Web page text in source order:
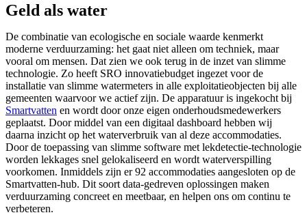
Geld als water
De combinatie van ecologische en sociale waarde kenmerkt
moderne verduurzaming: het gaat niet alleen om techniek, maar
vooral om mensen. Dat zien we ook terug in de inzet van slimme
technologie. Zo heeft SRO innovatiebudget ingezet voor de
installatie van slimme watermeters in alle exploitatieobjecten bij alle
gemeenten waarvoor we actief zijn. De apparatuur is ingekocht bij
Smartvatten en wordt door onze eigen onderhoudsmedewerkers
geplaatst. Door middel van een digitaal dashboard hebben wij
daarna inzicht op het waterverbruik van al deze accommodaties.
Door de toepassing van slimme software met lekdetectie-technologie
worden lekkages snel gelokaliseerd en wordt waterverspilling
voorkomen. Inmiddels zijn er 92 accommodaties aangesloten op de
Smartvatten-hub. Dit soort data-gedreven oplossingen maken
verduurzaming concreet en meetbaar, en helpen ons om continu te
verbeteren.